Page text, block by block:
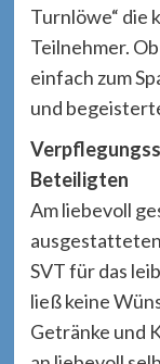
Turnlöwe“ die
Teilnehmer.
einfach zum
und
Beteiligten
Am liebevoll
SVT für das
ließ keine
Getränke und